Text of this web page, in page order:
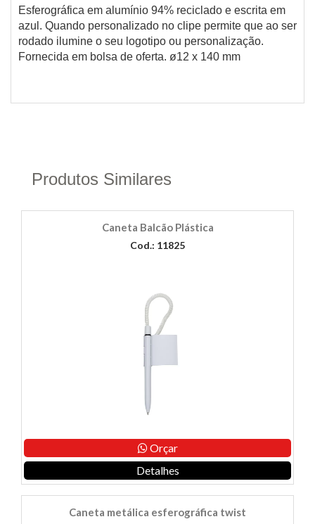
Esferográfica em alumínio 94% reciclado e escrita em
azul. Quando personalizado no clipe permite que ao ser
rodado ilumine o seu logotipo ou personalização.
Fornecida em bolsa de oferta. ø12 x 140 mm
Produtos Similares
Caneta Balcão Plástica
Cod.: 11825
Orçar
Detalhes
Caneta metálica esferográfica twist